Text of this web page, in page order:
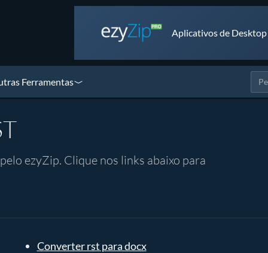
Aplicativos de
Ferramentas
ezyZip. Clique nos links abaixo para
Converter rst para docx